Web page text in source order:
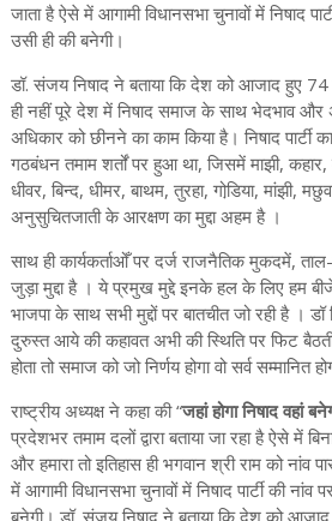
जाता है ऐसे में आगामी विधानसभा चुनावों में निषाद
उसी ही की बनेगी।
डॉ. संजय निषाद ने बताया कि देश को आजाद हुए 74
ही नहीं पूरे देश में निषाद समाज के साथ भेदभाव और
अधिकार को छीनने का काम किया है। निषाद
गठबंधन तमाम शर्तों पर हुआ था, जिसमें माझी,
धीवर, बिन्द, धीमर, बाथम, तुरहा, गोडि़या, मांझी,
अनुसुचितजाती के आरक्षण का मुद्दा अहम है ।
साथ ही कार्यकर्ताओँ पर दर्ज राजनैतिक मुकदमें,
जुड़ा मुद्दा है । ये प्रमुख मुद्दे इनके हल के लिए हम
भाजपा के साथ सभी मुद्दों पर बातचीत जो रही है ।
दुरुस्त आये की कहावत अभी की स्थिति पर फिट
होता तो समाज को जो निर्णय होगा वो सर्व सम्मानित
राष्ट्रीय अध्यक्ष ने कहा की “जहां होगा निषाद वहां
प्रदेशभर तमाम दलों द्वारा बताया जा रहा है ऐसे में
और हमारा तो इतिहास ही भगवान श्री राम को नांव
में आगामी विधानसभा चुनावों में निषाद पार्टी की नांव
बनेगी। डॉ. संजय निषाद ने बताया कि देश को